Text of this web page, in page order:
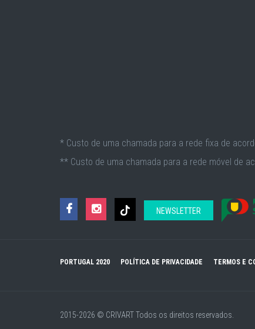
* Custo de uma chamada para a rede fixa de
** Custo de uma chamada para a rede móvel de
NEWSLETTER
PORTUGAL 2020 POLÍTICA DE PRIVACIDADE TERMOS E
2015-2026 © CRIVARTTodos os direitos reservados.